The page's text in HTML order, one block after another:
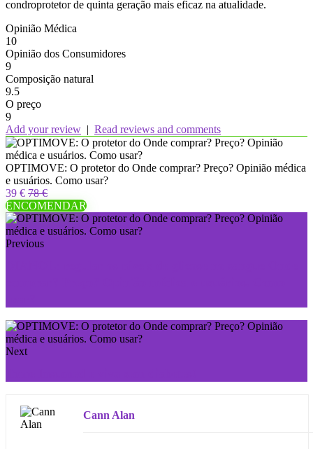
condroprotetor de quinta geração mais eficaz na atualidade.
Opinião Médica
10
Opinião dos Consumidores
9
Composição natural
9.5
O preço
9
Add your review | Read reviews and comments
OPTIMOVE: O protetor do Onde comprar? Preço? Opinião médica
e usuários. Como usar?
39 € 78 €
ENCOMENDAR
Previous
Next
Cann Alan